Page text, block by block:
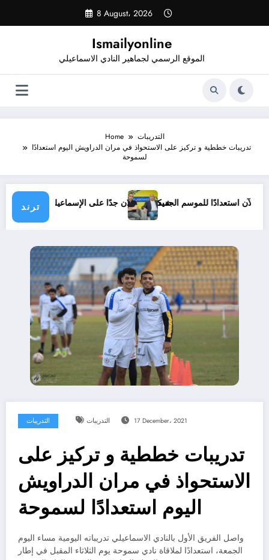
content
8 August، 2026
Ismailyonline
الموقع الرسمي لجماهير النادي الاسماعيلي
Home
التدريبات
تدريبات خططية و تركيز على الاستحواذ في مران الدراويش اليوم استعدادًا
لسموحة
ترند
شيكابالا: زعلان جدًا على الإسماعيلي..حتى الآن استعدادًا للموسم الجديد
التدريبات التدريبات 17 December، 2021
تدريبات خططية و تركيز على
الاستحواذ في مران الدراويش
اليوم استعدادًا لسموحة
واصل الفريق الأول بالنادي الاسماعيلي تدريباته اليومية مساء اليوم
الجمعة، استعدادًا لملاقاة نادي سموحة يوم الثلاثاء المقبل في إطار